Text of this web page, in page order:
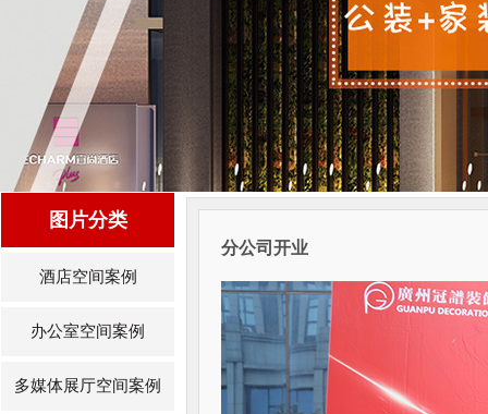
分公司开业
图片分类
酒店空间案例
办公室空间案例
多媒体展厅空间案例